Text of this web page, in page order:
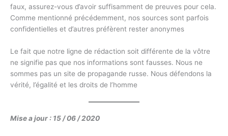
faux, assurez-vous d’avoir suffisamment de preuves pour cela.
Comme mentionné précédemment, nos sources sont parfois
confidentielles et d’autres préfèrent rester anonymes
Le fait que notre ligne de rédaction soit différente de la vôtre
ne signifie pas que nos informations sont fausses. Nous ne
sommes pas un site de propagande russe. Nous défendons la
vérité, l’égalité et les droits de l’homme
Mise a jour : 15 / 06 / 2020